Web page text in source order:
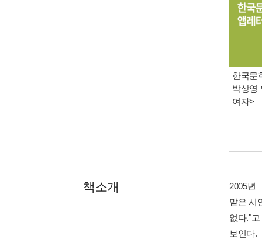
한국문
박상영
여자>
책소개
2005년
맡은 시
없다."
보인다.